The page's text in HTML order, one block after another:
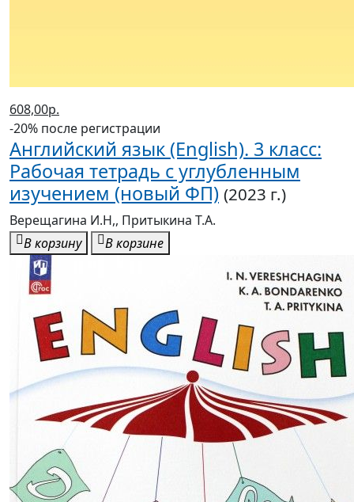
608,00р.
-20% после регистрации
Английский язык (English). 3 класс:
Рабочая тетрадь с углубленным
изучением (новый ФП) (2023 г.)
Верещагина И.Н,, Притыкина Т.А.
В корзину
В корзине